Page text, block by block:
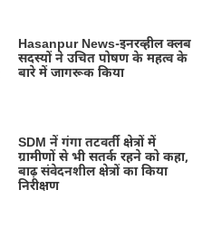
Hasanpur News-इनरव्हील क्लब
सदस्यों ने उचित पोषण के महत्व के
बारे में जागरूक किया
SDM नें गंगा तटवर्ती क्षेत्रों में
ग्रामीणों से भी सतर्क रहने को कहा,
बाढ़ संवेदनशील क्षेत्रों का किया
निरीक्षण